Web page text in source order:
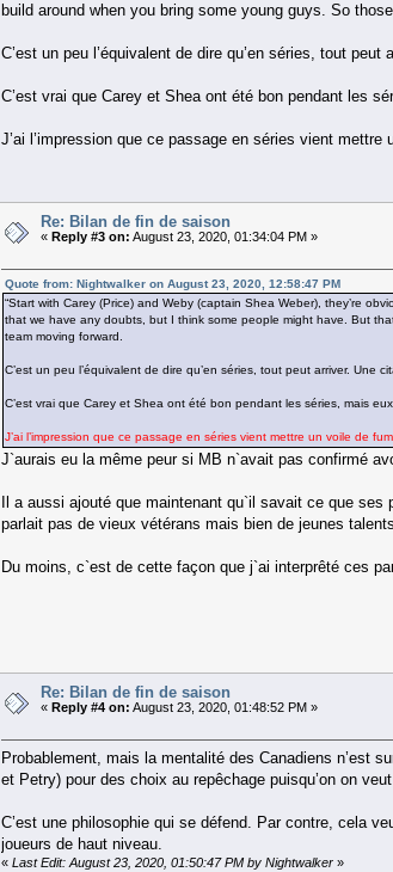
build around when you bring some young guys. So
C’est un peu l’équivalent de dire qu’en séries, tout
C’est vrai que Carey et Shea ont été bon pendant les
J’ai l’impression que ce passage en séries vient
Re: Bilan de fin de saison
« Reply #3 on: August 23, 2020, 01:34:04 PM »
Quote from: Nightwalker on August 23, 2020, 12:58:47 PM
“Start with Carey (Price) and Weby (captain Shea Weber), they’re
that we have any doubts, but I think some people might have. But
team moving forward.
C’est un peu l’équivalent de dire qu’en séries, tout peut arriver.
C’est vrai que Carey et Shea ont été bon pendant les séries, mais
J’ai l’impression que ce passage en séries vient mettre un voile de
J`aurais eu la même peur si MB n`avait pas confirmé
Il a aussi ajouté que maintenant qu`il savait ce que
parlait pas de vieux vétérans mais bien de jeunes
Du moins, c`est de cette façon que j`ai interprêté ces
Re: Bilan de fin de saison
« Reply #4 on: August 23, 2020, 01:48:52 PM »
Probablement, mais la mentalité des Canadiens n’est
et Petry) pour des choix au repêchage puisqu’on on
C’est une philosophie qui se défend. Par contre, cela
joueurs de haut niveau.
«Last Edit: August 23, 2020, 01:50:47 PM by Nightwalker »